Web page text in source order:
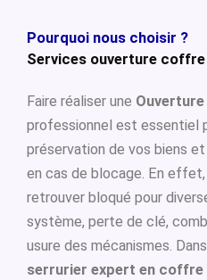
Pourquoi nous choisir ?
Services ouverture
Faire réaliser une
professionnel est essentiel
préservation de vos biens
en cas de blocage. En
retrouver bloqué pour
système, perte de clé,
usure des mécanismes.
serrurier expert en coffre